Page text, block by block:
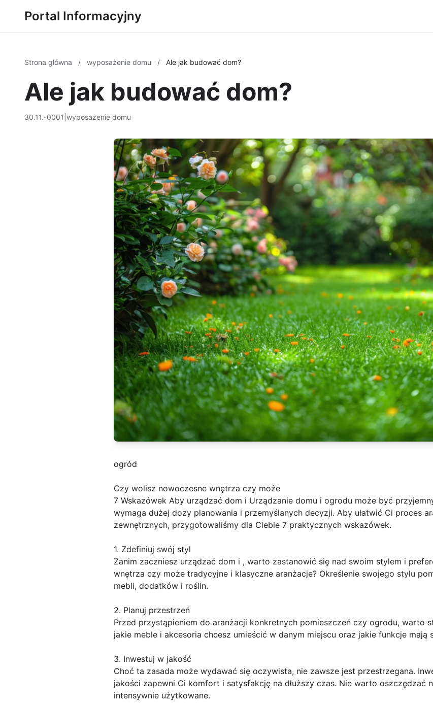
Portal Informacyjny
Strona główna / wyposażenie domu / Ale jak budować dom?
Ale jak budować dom?
30.11.-0001 wyposażenie domu
ogród
Czy wolisz nowoczesne wnętrza czy może
7 Wskazówek Aby urządzać dom i Urządzanie domu i ogrodu może być
wymaga dużej dozy planowania i przemyślanych decyzji. Aby ułatwić Ci proces
zewnętrznych, przygotowaliśmy dla Ciebie 7 praktycznych wskazówek.
1. Zdefiniuj swój styl
Zanim zaczniesz urządzać dom i , warto zastanowić się nad swoim stylem i
wnętrza czy może tradycyjne i klasyczne aranżacje? Określenie swojego stylu
mebli, dodatków i roślin.
2. Planuj przestrzeń
Przed przystąpieniem do aranżacji konkretnych pomieszczeń czy ogrodu, warto
jakie meble i akcesoria chcesz umieścić w danym miejscu oraz jakie funkcje mają
3. Inwestuj w jakość
Choć ta zasada może wydawać się oczywista, nie zawsze jest przestrzegana.
jakości zapewni Ci komfort i satysfakcję na dłuższy czas. Nie warto oszczędzać
intensywnie użytkowane.